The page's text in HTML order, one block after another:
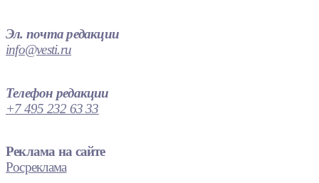
Эл. почта редакции
info@vesti.ru
Телефон редакции
+7 495 232 63 33
Реклама на сайте
Росреклама